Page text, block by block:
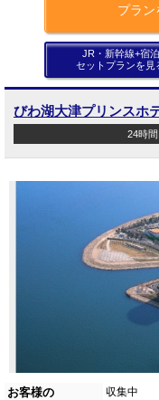
プラン
JR・新幹線+宿泊
セットプランを見
びわ湖大津プリンスホ
24時
お客様の
収集中